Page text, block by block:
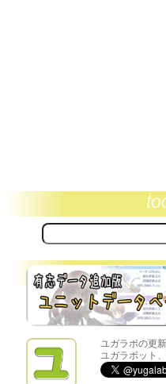
サ
イ
内
検
索:
ユガラボの更
ユガラボット